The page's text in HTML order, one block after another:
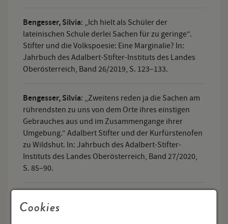
Bengesser, Silvia: „Ich hielt als Schüler der
lateinischen Schule derlei Sachen für zu geringe“.
Stifter und die Volkspoesie: Eine Marginalie? In:
Jahrbuch des Adalbert-Stifter-Instituts des Landes
Oberösterreich, Band 26/2019, S. 123–133.
Bengesser, Silvia: „Zweitens reden ja die Sachen am
rührendsten zu uns von dem Orte ihres einstigen
Gebrauches aus und im Zusammengange ihrer
Umgebung.“ Adalbert Stifter und der Kurfürstenofen
zu Wildshut. In: Jahrbuch des Adalbert-Stifter-
Instituts des Landes Oberösterreich, Band 27/2020,
S. 85–90.
Sattlberger. In: Jahrbuch des Adalbert-Stifter-
Cookies